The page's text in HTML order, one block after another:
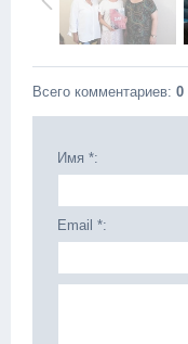
Всего комментариев: 0
Имя *:
Email *: